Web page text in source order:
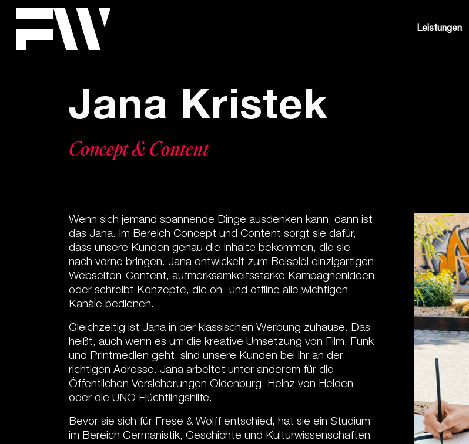
Leistungen
Jana Kristek
Concept & Content
Wenn sich jemand spannende Dinge ausdenken kann, dann ist
das Jana. Im Bereich Concept und Content sorgt sie dafür,
dass unsere Kunden genau die Inhalte bekommen, die sie
nach vorne bringen. Jana entwickelt zum Beispiel einzigartigen
Webseiten-Content, aufmerksamkeitsstarke Kampagnenideen
oder schreibt Konzepte, die on- und offline alle wichtigen
Kanäle bedienen.
Gleichzeitig ist Jana in der klassischen Werbung zuhause. Das
heißt, auch wenn es um die kreative Umsetzung von Film, Funk
und Printmedien geht, sind unsere Kunden bei ihr an der
richtigen Adresse. Jana arbeitet unter anderem für die
Öffentlichen Versicherungen Oldenburg, Heinz von Heiden
oder die UNO Flüchtlingshilfe.
Bevor sie sich für Frese & Wolff entschied, hat sie ein Studium
im Bereich Germanistik, Geschichte und Kulturwissenschaften